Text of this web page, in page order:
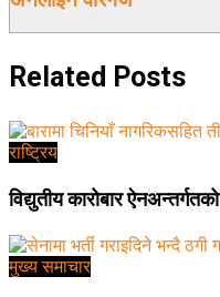
Related Posts
राष्ट्रिय
विद्युतीय कारोबार
मुख्य समाचार